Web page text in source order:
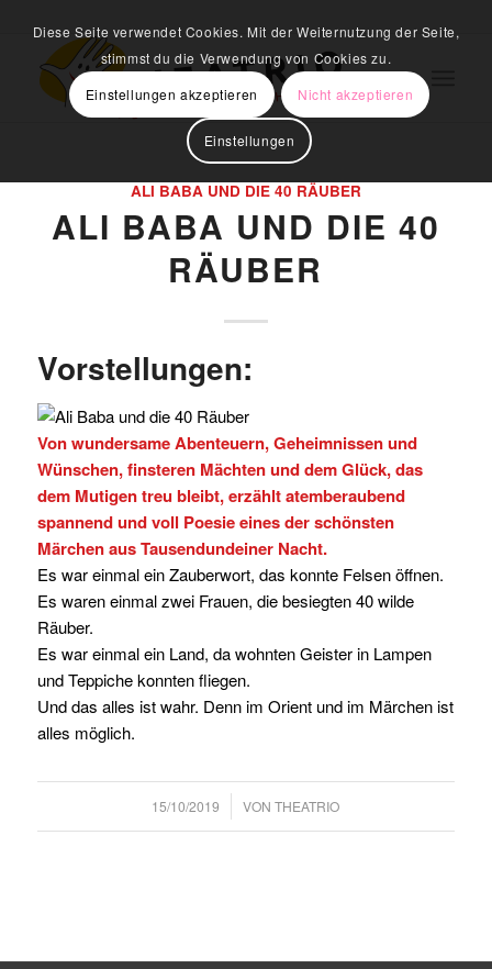
ALI BABA UND DIE 40 RÄUBER
ALI BABA UND DIE 40
RÄUBER
Vorstellungen:
Von wundersame Abenteuern, Geheimnissen und
Wünschen, finsteren Mächten und dem Glück, das
dem Mutigen treu bleibt, erzählt atemberaubend
spannend und voll Poesie eines der schönsten
Märchen aus Tausendundeiner Nacht.
Es war einmal ein Zauberwort, das konnte Felsen öffnen.
Es waren einmal zwei Frauen, die besiegten 40 wilde
Räuber.
Es war einmal ein Land, da wohnten Geister in Lampen
und Teppiche konnten fliegen.
Und das alles ist wahr. Denn im Orient und im Märchen ist
alles möglich.
15/10/2019
/ VONTHEATRIO
Diese Seite verwendet Cookies. Mit der Weiternutzung der Seite,
stimmst du die Verwendung von Cookies zu.
Einstellungen akzeptieren
Nicht akzeptieren
Einstellungen